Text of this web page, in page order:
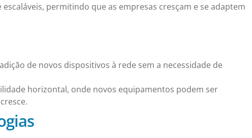
permitindo que as empresas cresçam e se adaptem
de novos dispositivos à rede sem a necessidade de
horizontal, onde novos equipamentos podem ser